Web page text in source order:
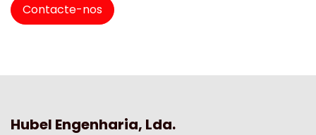
Contacte-nos
Hubel Engenharia, Lda.